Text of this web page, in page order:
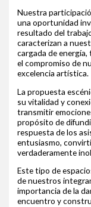
Nuestra
una oportunidad
resultado del
caracterizan a
cargada de
el compromiso de
excelencia artística.
La propuesta
su vitalidad y
transmitir
propósito de
respuesta de los
entusiasmo,
verdaderamente
Este tipo de
de nuestros
importancia de la
encuentro y